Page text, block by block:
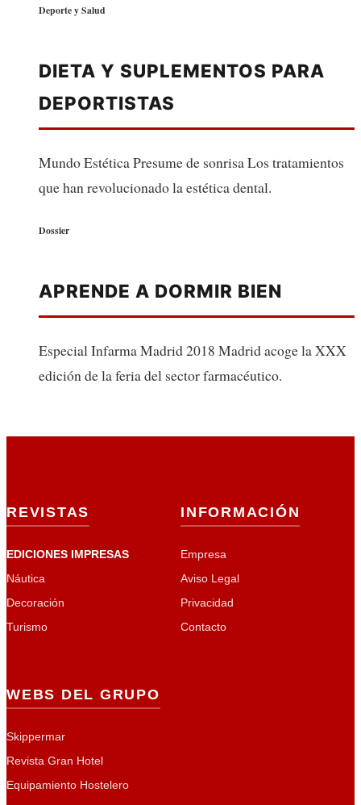
Deporte y Salud
DIETA Y SUPLEMENTOS PARA
DEPORTISTAS
Mundo Estética Presume de sonrisa Los tratamientos
que han revolucionado la estética dental.
Dossier
APRENDE A DORMIR BIEN
Especial Infarma Madrid 2018 Madrid acoge la XXX
edición de la feria del sector farmacéutico.
REVISTAS
EDICIONES IMPRESAS
Náutica
Decoración
Turismo
INFORMACIÓN
Empresa
Aviso Legal
Privacidad
Contacto
WEBS DEL GRUPO
Skippermar
Revista Gran Hotel
Equipamiento Hostelero